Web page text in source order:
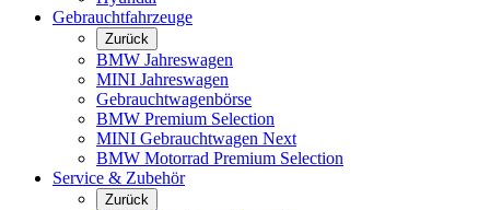
Gebrauchtfahrzeuge
Zurück
BMW Jahreswagen
MINI Jahreswagen
Gebrauchtwagenbörse
BMW Premium Selection
MINI Gebrauchtwagen Next
BMW Motorrad Premium Selection
Service & Zubehör
Zurück